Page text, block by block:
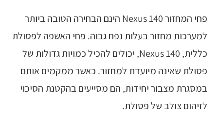
פחי המחזור Nexus 140 הינם הבחירה הטובה ביותר
למערכות מחזור בעלות נפח גבוה. פחי האשפה לפסולת
כללית, Nexus 140, יכולים להכיל כמויות גדולות של
פסולת שאינה מיועדת למחזור. כאשר ממקמים אותם
במסגרת מצבור יחידות, הם מסייעים בהקטנת הסיכוי
לזיהום צולב של פסולת.